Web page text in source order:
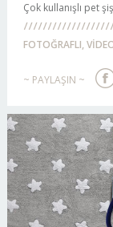
Çok kullanışlı pet
FOTOĞRAFLI,
~ PAYLAŞIN ~